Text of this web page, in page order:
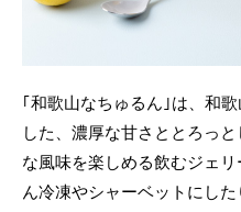
｢和歌山なちゅるん｣は、和
した、濃厚な甘さととろっ
な風味を楽しめる飲むジェ
ん冷凍やシャーベットにし